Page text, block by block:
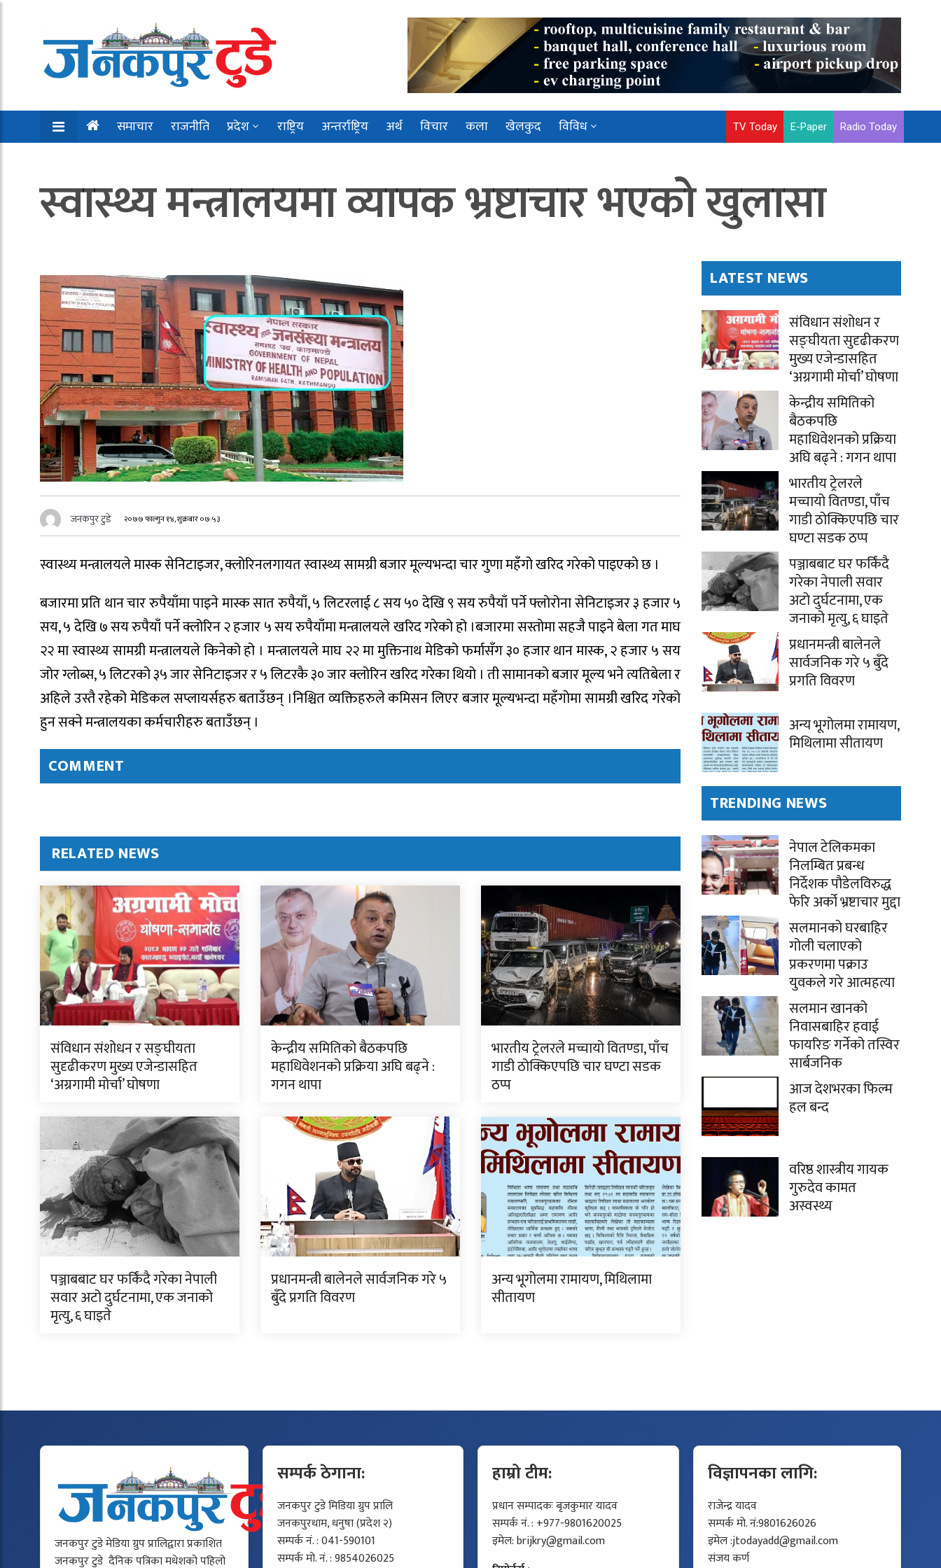
समाचार राजनीति प्रदेश राष्ट्रिय अन्तर्राष्ट्रिय अर्थ विचार कला खेलकुद विविध TV Today E-Paper Radio Today
स्वास्थ्य मन्त्रालयमा व्यापक भ्रष्टाचार भएको खुलासा
जनकपुर टुडे २०७७ फाल्गुन १४, शुक्रबार ०७:५३
स्वास्थ्य मन्त्रालयले मास्क सेनिटाइजर, क्लोरिनलगायत स्वास्थ्य सामग्री बजार मूल्यभन्दा चार गुणा महँगो खरिद गरेको पाइएको छ ।
बजारमा प्रति थान चार रुपैयाँमा पाइने मास्क सात रुपैयाँ, ५ लिटरलाई ८ सय ५० देखि ९ सय रुपैयाँ पर्ने फ्लोरोना सेनिटाइजर ३ हजार ५
सय, ५ देखि ७ सय रुपैयाँ पर्ने क्लोरिन २ हजार ५ सय रुपैयाँमा मन्त्रालयले खरिद गरेको हो ।बजारमा सस्तोमा सहजै पाइने बेला गत माघ
२२ मा स्वास्थ्य सामग्री मन्त्रालयले किनेको हो । मन्त्रालयले माघ २२ मा मुक्तिनाथ मेडिको फर्मासँग ३० हजार थान मास्क, २ हजार ५ सय
जोर ग्लोब्स, ५ लिटरको ३५ जार सेनिटाइजर र ५ लिटरकै ३० जार क्लोरिन खरिद गरेका थियो । ती सामानको बजार मूल्य भने त्यतिबेला र
अहिले उस्तै रहेको मेडिकल सप्लायर्सहरु बताउँछन् ।निश्चित व्यक्तिहरुले कमिसन लिएर बजार मूल्यभन्दा महँगोमा सामग्री खरिद गरेको
हुन सक्ने मन्त्रालयका कर्मचारीहरु बताउँछन् ।
COMMENT
RELATED NEWS
संविधान संशोधन र सङ्घीयता
सुदृढीकरण मुख्य एजेन्डासहित
‘अग्रगामी मोर्चा’ घोषणा
केन्द्रीय समितिको बैठकपछि
महाधिवेशनको प्रक्रिया अघि बढ्ने :
गगन थापा
भारतीय ट्रेलरले मच्चायो वितण्डा, पाँच
गाडी ठोक्किएपछि चार घण्टा सडक
ठप्प
पञ्जाबबाट घर फर्किंदै गरेका नेपाली
सवार अटो दुर्घटनामा, एक जनाको
मृत्यु, ६ घाइते
प्रधानमन्त्री बालेनले सार्वजनिक गरे ५
बुँदे प्रगति विवरण
अन्य भूगोलमा रामायण, मिथिलामा
सीतायण
LATEST NEWS
संविधान संशोधन र
सङ्घीयता सुदृढीकरण
मुख्य एजेन्डासहित
‘अग्रगामी मोर्चा’ घोषणा
केन्द्रीय समितिको
बैठकपछि
महाधिवेशनको प्रक्रिया
अघि बढ्ने : गगन थापा
भारतीय ट्रेलरले
मच्चायो वितण्डा, पाँच
गाडी ठोक्किएपछि चार
घण्टा सडक ठप्प
पञ्जाबबाट घर फर्किंदै
गरेका नेपाली सवार
अटो दुर्घटनामा, एक
जनाको मृत्यु, ६ घाइते
प्रधानमन्त्री बालेनले
सार्वजनिक गरे ५ बुँदे
प्रगति विवरण
अन्य भूगोलमा रामायण,
मिथिलामा सीतायण
TRENDING NEWS
नेपाल टेलिकमका
निलम्बित प्रबन्ध
निर्देशक पौडेलविरुद्ध
फेरि अर्को भ्रष्टाचार मुद्दा
सलमानको घरबाहिर
गोली चलाएको
प्रकरणमा पक्राउ
युवकले गरे आत्महत्या
सलमान खानको
निवासबाहिर हवाई
फायरिङ गर्नेको तस्विर
सार्बजनिक
आज देशभरका फिल्म
हल बन्द
वरिष्ठ शास्त्रीय गायक
गुरुदेव कामत
अस्वस्थ्य
जनकपुर टुडे मेडिया ग्रुप प्रालिद्वारा प्रकाशित
जनकपुर टुडे दैनिक पत्रिका मधेशको पहिलो
सम्पर्क ठेगाना:
जनकपुर टुडे मिडिया ग्रुप प्रालि
जनकपुरधाम, धनुषा (प्रदेश २)
सम्पर्क नं. : 041-590101
सम्पर्क मो. नं. : 9854026025
हाम्रो टीम:
प्रधान सम्पादकः बृजकुमार यादव
सम्पर्क नं. : +977-9801620025
इमेल:brijkry@gmail.com
विज्ञापनका लागि:
राजेन्द्र यादव
सम्पर्क मो. नं:9801626026
इमेल :jtodayadd@gmail.com
संजय कर्ण